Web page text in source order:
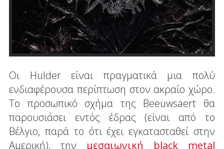
Οι Hulder είναι πραγματικά μια πολύ
ενδιαφέρουσα περίπτωση στον ακραίο χώρο.
Το προσωπικό σχήμα της Beeuwsaert θα
παρουσιάσει εντός έδρας (είναι από το
Βέλγιο, παρά το ότι έχει εγκατασταθεί στην
Αμερική), την μεσαιωνική black metal